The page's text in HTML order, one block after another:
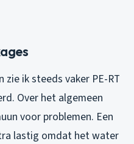
ik steeds vaker PE-RT
Over het algemeen
voor problemen. Een
lastig omdat het water